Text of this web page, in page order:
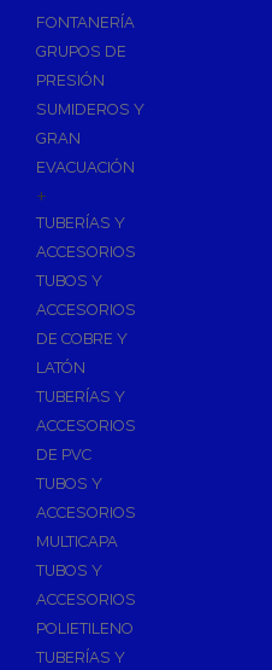
FONTANERÍA
GRUPOS DE
PRESIÓN
SUMIDEROS Y
GRAN
EVACUACIÓN
+
TUBERÍAS Y
ACCESORIOS
TUBOS Y
ACCESORIOS
DE COBRE Y
LATÓN
TUBERÍAS Y
ACCESORIOS
DE PVC
TUBOS Y
ACCESORIOS
MULTICAPA
TUBOS Y
ACCESORIOS
POLIETILENO
TUBERÍAS Y